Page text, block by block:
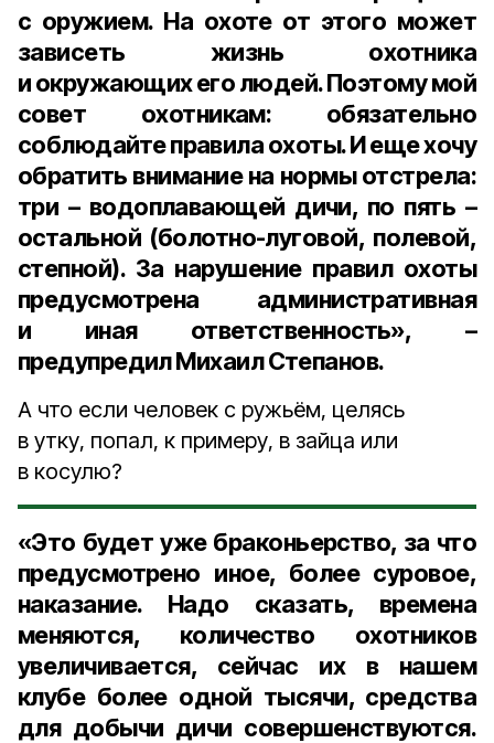
с оружием. На охоте от этого может
зависеть жизнь охотника
и окружающих его людей. Поэтому мой
совет охотникам: обязательно
соблюдайте правила охоты. И еще хочу
обратить внимание на нормы отстрела:
три – водоплавающей дичи, по пять –
остальной (болотно-луговой, полевой,
степной). За нарушение правил охоты
предусмотрена административная
и иная ответственность», –
предупредил Михаил Степанов.
А что если человек с ружьём, целясь
в утку, попал, к примеру, в зайца или
в косулю?
«Это будет уже браконьерство, за что
предусмотрено иное, более суровое,
наказание. Надо сказать, времена
меняются, количество охотников
увеличивается, сейчас их в нашем
клубе более одной тысячи, средства
для добычи дичи совершенствуются.